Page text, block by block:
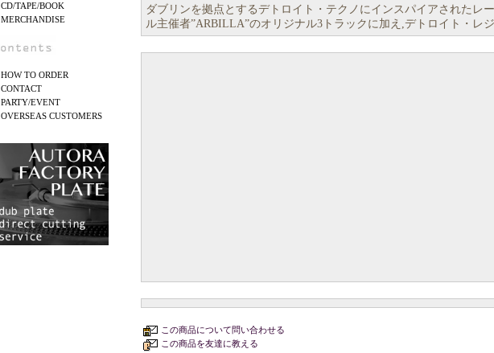
CD/TAPE/BOOK
MERCHANDISE
HOW TO ORDER
CONTACT
PARTY/EVENT
OVERSEAS CUSTOMERS
ダブリンを拠点とするデトロイト・テクノにインスパイアされたレ
ル主催者”ARBILLA”のオリジナル3トラックに加え,デトロイト・レジ
この商品について問い合わせる
この商品を友達に教える